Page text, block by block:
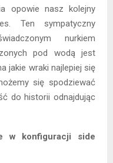
opowie nasz kolejny
Ten sympatyczny
nurkiem
pod wodą jest
jakie wraki najlepiej się
się spodziewać
do historii odnajdując
w konfiguracji side